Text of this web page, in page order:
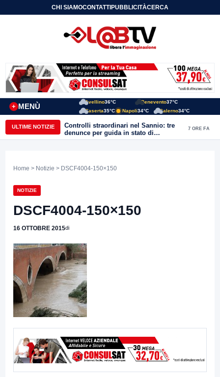
CHI SIAMOCONTATTIPUBBLICITÀCERCA
MENÙ
+
Avellino36°C Benevento37°C
Caserta35°C Napoli34°C Salerno34°C
ULTIME NOTIZIE
Controlli straordinari nel Sannio: tre
denunce per guida in stato di
ebbrezza, un arresto e 1.500 kg di
7 ORE FA
Home > Notizie > DSCF4004-150×150
NOTIZIE
DSCF4004-150×150
16 OTTOBRE 2015di